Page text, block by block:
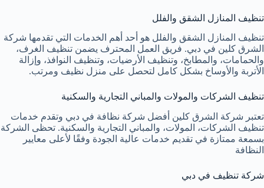
تنظيف المنازل الشقق والفلل
تنظيف المنازل الشقق والفلل هو أحد أهم الخدمات التي تقدمها شركة
الشرق كلين في دبي. فريق العمل المحترف يضمن تنظيف الغرف،
والحمامات، والمطابخ، وتنظيف الأرضيات، وتنظيف النوافذ، وإزالة
الأتربة والأوساخ بشكل كامل لتحصل على منزل نظيف ومرتب.
تنظيف الشركات والمولات والمباني التجارية والسكنية
تعتبر شركة الشرق كلين أفضل شركة نظافة في دبي وتقدم خدمات
تنظيف الشركات، المولات، والمباني التجارية والسكنية. تحظى الشركة
بسمعة ممتازة في تقديم خدمات عالية الجودة وفقًا لأعلى معايير
النظافة
شركة تنظيف في دبي